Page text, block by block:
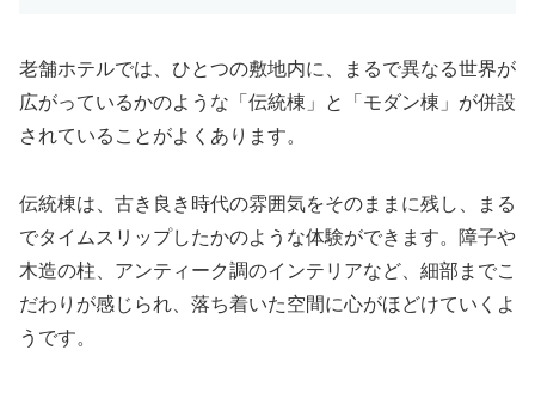
老舗ホテルでは、ひとつの敷地内に、まるで異なる世界が
広がっているかのような「伝統棟」と「モダン棟」が併設
されていることがよくあります。
伝統棟は、古き良き時代の雰囲気をそのままに残し、まる
でタイムスリップしたかのような体験ができます。障子や
木造の柱、アンティーク調のインテリアなど、細部までこ
だわりが感じられ、落ち着いた空間に心がほどけていくよ
うです。